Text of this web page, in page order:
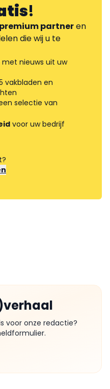
!
premium partneren
die wij u te
met nieuws uit uw
vakbladen en
selectie van
voor uw bedrijf
voor onze redactie?